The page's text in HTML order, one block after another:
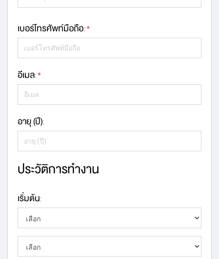
เบอร์โทรศัพท์มือถือ: *
อีเมล: *
อายุ (ปี):
ประวัติการทำงาน
เริ่มต้น: